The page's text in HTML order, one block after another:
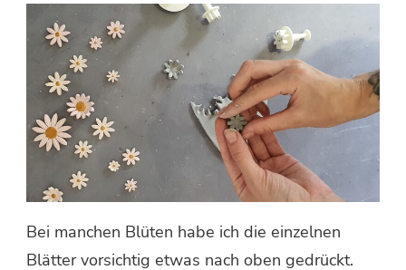
Bei manchen Blüten habe ich die einzelnen
Blätter vorsichtig etwas nach oben gedrückt.